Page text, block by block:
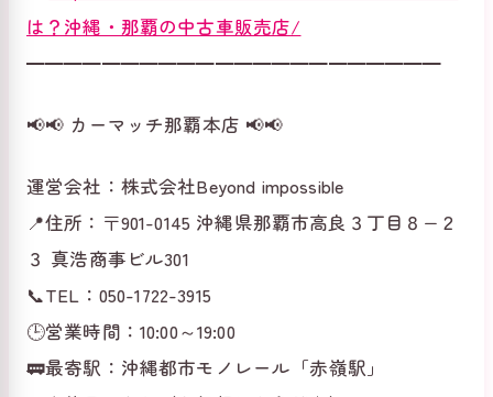
は？沖縄・那覇の中古車販売店/
━━━━━━━━━━━━━━━━━━━━━━
📢📢 カーマッチ那覇本店 📢📢
運営会社：株式会社Beyond impossible
📍住所：〒901-0145 沖縄県那覇市高良３丁目８−２
３ 真浩商事ビル301
📞TEL：050-1722-3915
🕒営業時間：10:00～19:00
🚃最寄駅：沖縄都市モノレール「赤嶺駅」